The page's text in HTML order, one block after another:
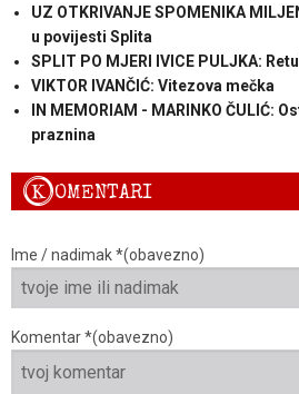
UZ OTKRIVANJE SPOMENIKA
u povijesti Splita
SPLIT PO MJERI IVICE PULJKA:
VIKTOR IVANČIĆ: Vitezova mečka
IN MEMORIAM - MARINKO ČULIĆ:
praznina
KOMENTARI
Ime / nadimak *(obavezno)
Komentar *(obavezno)